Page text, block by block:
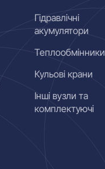
Гідравлічні
акумулятори
Теплообмінники
Кульові крани
Інші вузли та
комплектуючі